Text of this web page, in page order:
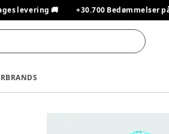
levering 🚚 +30.700 Bedømmelser
BRANDS